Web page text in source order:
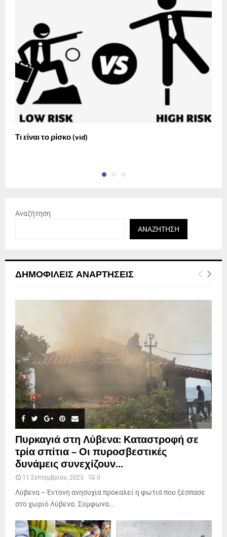
Τι είναι το ρίσκο (vid)
Αναζήτηση
ΑΝΑΖΉΤΗΣΗ
ΔΗΜΟΦΙΛΕΊΣ ΑΝΑΡΤΉΣΕΙΣ
Πυρκαγιά στη Λύβενα: Καταστροφή σε
τρία σπίτια – Οι πυροσβεστικές
δυνάμεις συνεχίζουν...
11 Σεπτεμβρίου, 2023 0
Λύβενα – Έντονη ανησυχία προκαλεί η φωτιά που ξέσπασε
στο χωριό Λύβενα. Σύμφωνα...